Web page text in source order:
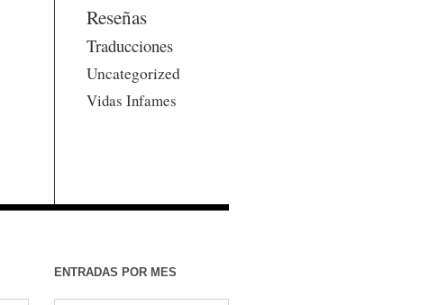
Reseñas
Traducciones
Uncategorized
Vidas Infames
ENTRADAS POR MES